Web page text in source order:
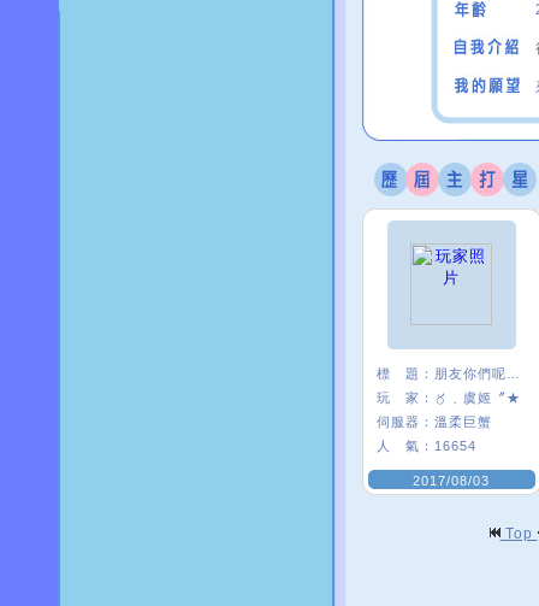
標 題：
玩 家：
〥﹑虞姬〞★
伺服器： 溫柔巨蟹
人 氣： 16654
2017/08/03
Top